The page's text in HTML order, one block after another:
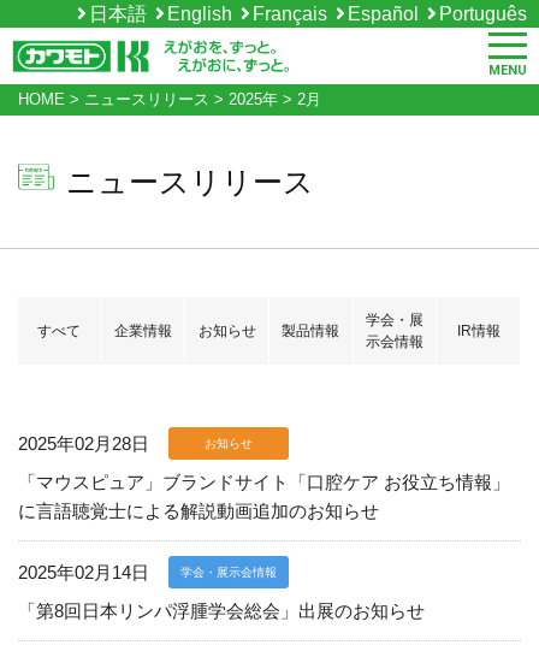
日本語 English Français Español Português
MENU
HOME > ニュースリリース > 2025年 > 2月
ニュースリリース
すべて 企業情報 お知らせ 製品情報
学会・展
示会情報
IR情報
2025年02月28日 お知らせ
「マウスピュア」ブランドサイト「口腔ケア お役立ち情報」
に言語聴覚士による解説動画追加のお知らせ
2025年02月14日 学会・展示会情報
「第8回日本リンパ浮腫学会総会」出展のお知らせ